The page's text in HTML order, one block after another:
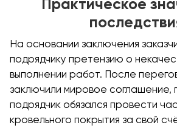
Практическое
На основании заключения
подрядчику претензию о
выполнении работ. После
заключили мировое соглашение,
подрядчик обязался провести
кровельного покрытия за свой